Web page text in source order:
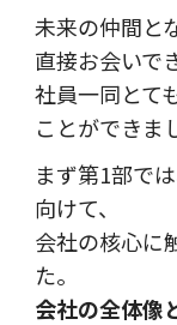
未来の仲間と
直接お会いでき
社員一同とて
ことができま
まず第1部で
向けて、
会社の核心に
た。
会社の全体像